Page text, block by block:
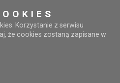
Korzystanie z serwisu
że cookies zostaną zapisane w